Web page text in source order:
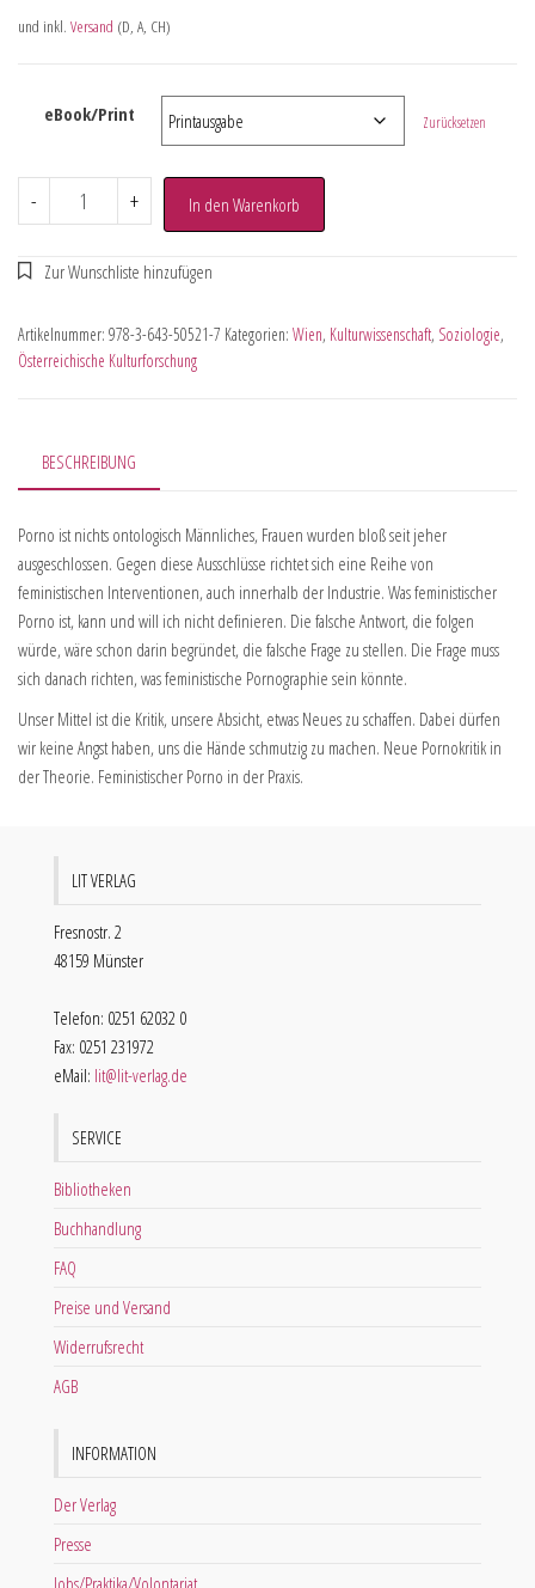
und inkl. Versand (D, A, CH)
eBook/Print Zurücksetzen
- + In den Warenkorb
Artikelnummer: 978-3-643-50521-7 Kategorien: Wien, Kulturwissenschaft, Soziologie,
Österreichische Kulturforschung
BESCHREIBUNG
Porno ist nichts ontologisch Männliches, Frauen wurden bloß seit jeher
ausgeschlossen. Gegen diese Ausschlüsse richtet sich eine Reihe von
feministischen Interventionen, auch innerhalb der Industrie. Was feministischer
Porno ist, kann und will ich nicht definieren. Die falsche Antwort, die folgen
würde, wäre schon darin begründet, die falsche Frage zu stellen. Die Frage muss
sich danach richten, was feministische Pornographie sein könnte.
Unser Mittel ist die Kritik, unsere Absicht, etwas Neues zu schaffen. Dabei dürfen
wir keine Angst haben, uns die Hände schmutzig zu machen. Neue Pornokritik in
der Theorie. Feministischer Porno in der Praxis.
LIT VERLAG
Fresnostr. 2
48159 Münster
Telefon: 0251 62032 0
Fax: 0251 231972
eMail: lit@lit-verlag.de
SERVICE
Bibliotheken
Buchhandlung
FAQ
Preise und Versand
Widerrufsrecht
AGB
INFORMATION
Der Verlag
Presse